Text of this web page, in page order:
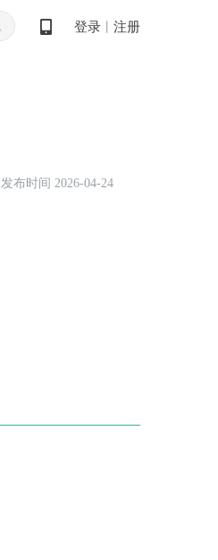
登录 注册
发布时间 2026-04-24